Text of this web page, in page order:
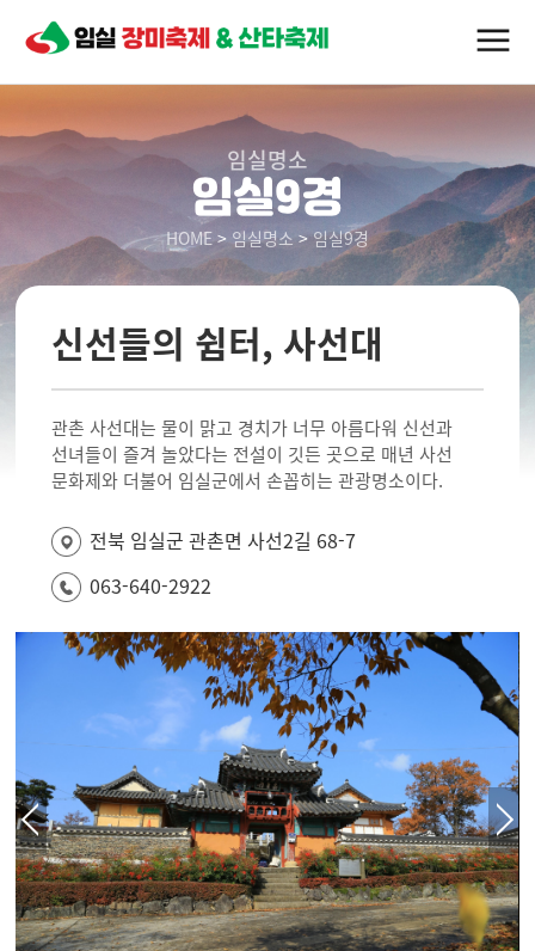
임실명소
임실9경
HOME> 임실명소 >임실9경
신선들의 쉼터, 사선대
관촌 사선대는 물이 맑고 경치가 너무 아름다워 신선과
선녀들이 즐겨 놀았다는 전설이 깃든 곳으로 매년 사선
문화제와 더불어 임실군에서 손꼽히는 관광명소이다.
전북 임실군 관촌면 사선2길 68-7
063-640-2922
Previous